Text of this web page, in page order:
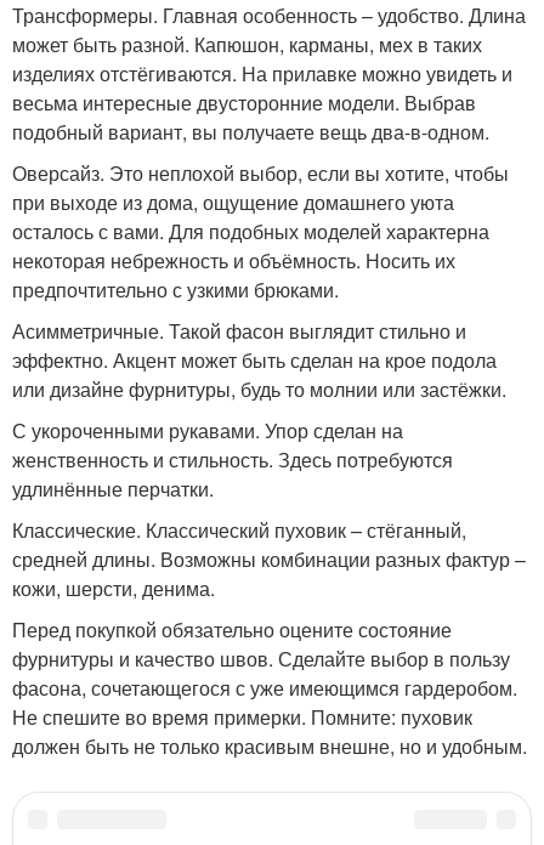
Трансформеры. Главная особенность – удобство. Длина
может быть разной. Капюшон, карманы, мех в таких
изделиях отстёгиваются. На прилавке можно увидеть и
весьма интересные двусторонние модели. Выбрав
подобный вариант, вы получаете вещь два-в-одном.
Оверсайз. Это неплохой выбор, если вы хотите, чтобы
при выходе из дома, ощущение домашнего уюта
осталось с вами. Для подобных моделей характерна
некоторая небрежность и объёмность. Носить их
предпочтительно с узкими брюками.
Асимметричные. Такой фасон выглядит стильно и
эффектно. Акцент может быть сделан на крое подола
или дизайне фурнитуры, будь то молнии или застёжки.
С укороченными рукавами. Упор сделан на
женственность и стильность. Здесь потребуются
удлинённые перчатки.
Классические. Классический пуховик – стёганный,
средней длины. Возможны комбинации разных фактур –
кожи, шерсти, денима.
Перед покупкой обязательно оцените состояние
фурнитуры и качество швов. Сделайте выбор в пользу
фасона, сочетающегося с уже имеющимся гардеробом.
Не спешите во время примерки. Помните: пуховик
должен быть не только красивым внешне, но и удобным.
Категории: